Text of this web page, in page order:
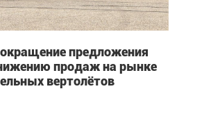
предложения
продаж на рынке
вертолётов